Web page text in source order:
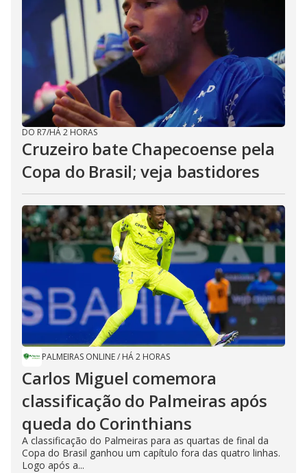
DO R7/HÁ 2 HORAS
Cruzeiro bate Chapecoense pela
Copa do Brasil; veja bastidores
PALMEIRAS ONLINE/ HÁ 2 HORAS
Carlos Miguel comemora
classificação do Palmeiras após
queda do Corinthians
A classificação do Palmeiras para as quartas de final da
Copa do Brasil ganhou um capítulo fora das quatro linhas.
Logo após a...